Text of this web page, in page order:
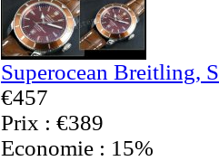
Superocean Breitling,
€457
Prix : €389
Economie : 15%